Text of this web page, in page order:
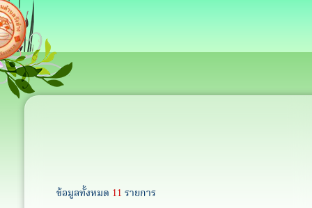
ข้อมูลทั้งหมด 11 รายการ